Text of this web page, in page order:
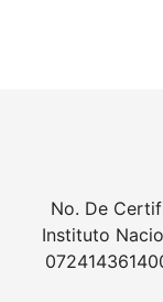
No. De
Instituto